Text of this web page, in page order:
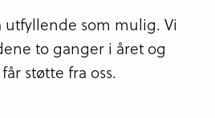
utfyllende som mulig. Vi
to ganger i året og
støtte fra oss.